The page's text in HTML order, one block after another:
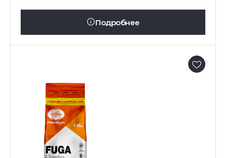
Подробнее